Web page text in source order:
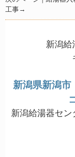
工事→
新潟給
新潟県新潟
新潟給湯器セ